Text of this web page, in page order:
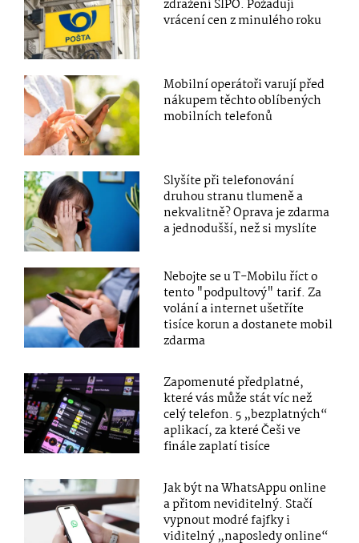
zdražení SIPO. Požadují
vrácení cen z minulého roku
Mobilní operátoři varují před
nákupem těchto oblíbených
mobilních telefonů
Slyšíte při telefonování
druhou stranu tlumeně a
nekvalitně? Oprava je zdarma
a jednodušší, než si myslíte
Nebojte se u T-Mobilu říct o
tento "podpultový" tarif. Za
volání a internet ušetříte
tisíce korun a dostanete mobil
zdarma
Zapomenuté předplatné,
které vás může stát víc než
celý telefon. 5 „bezplatných“
aplikací, za které Češi ve
finále zaplatí tisíce
Jak být na WhatsAppu online
a přitom neviditelný. Stačí
vypnout modré fajfky i
viditelný „naposledy online“